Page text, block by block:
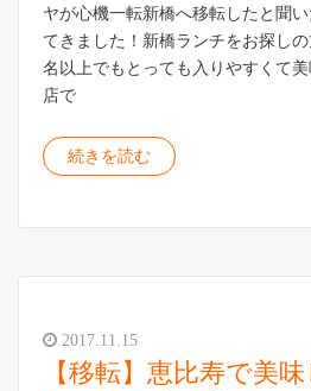
ヤが心機一転新橋へ移転したと聞
てきました！新橋ランチをお探し
名以上でもとっても入りやすくて
店で
続きを読む
2017.11.15
【移転】恵比寿で美